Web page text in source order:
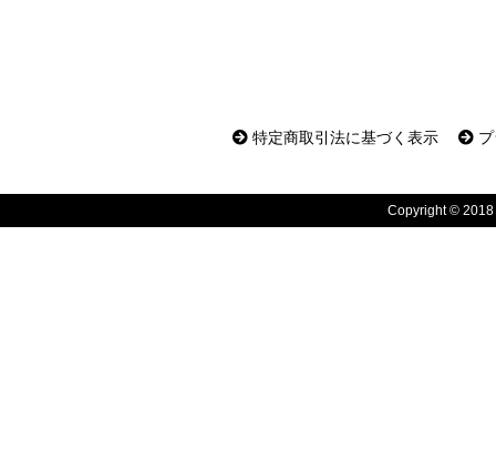
特定商取引法に基づく表示
Copyright © 2018